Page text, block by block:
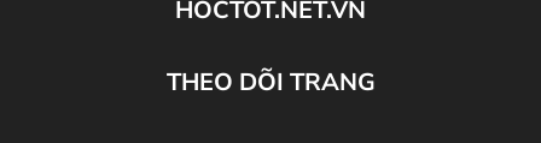
HOCTOT.NET.VN
THEO DÕI TRANG